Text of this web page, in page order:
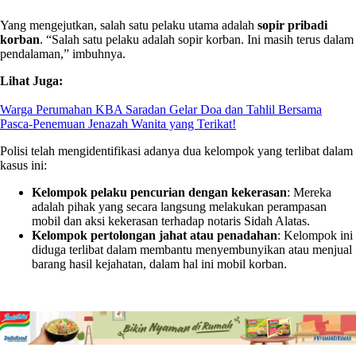
Yang mengejutkan, salah satu pelaku utama adalah sopir pribadi
korban. “Salah satu pelaku adalah sopir korban. Ini masih terus dalam
pendalaman,” imbuhnya.
Lihat Juga:
Warga Perumahan KBA Saradan Gelar Doa dan Tahlil Bersama
Pasca-Penemuan Jenazah Wanita yang Terikat!
Polisi telah mengidentifikasi adanya dua kelompok yang terlibat dalam
kasus ini:
Kelompok pelaku pencurian dengan kekerasan: Mereka
adalah pihak yang secara langsung melakukan perampasan
mobil dan aksi kekerasan terhadap notaris Sidah Alatas.
Kelompok pertolongan jahat atau penadahan: Kelompok ini
diduga terlibat dalam membantu menyembunyikan atau menjual
barang hasil kejahatan, dalam hal ini mobil korban.